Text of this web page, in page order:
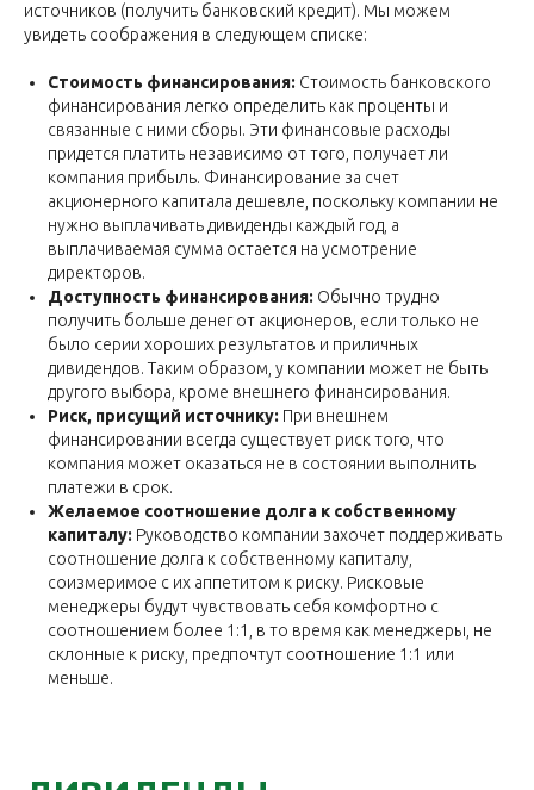
источников (получить банковский кредит). Мы можем
увидеть соображения в следующем списке:
Стоимость финансирования: Стоимость банковского
финансирования легко определить как проценты и
связанные с ними сборы. Эти финансовые расходы
придется платить независимо от того, получает ли
компания прибыль. Финансирование за счет
акционерного капитала дешевле, поскольку компании не
нужно выплачивать дивиденды каждый год, а
выплачиваемая сумма остается на усмотрение
директоров.
Доступность финансирования: Обычно трудно
получить больше денег от акционеров, если только не
было серии хороших результатов и приличных
дивидендов. Таким образом, у компании может не быть
другого выбора, кроме внешнего финансирования.
Риск, присущий источнику: При внешнем
финансировании всегда существует риск того, что
компания может оказаться не в состоянии выполнить
платежи в срок.
Желаемое соотношение долга к собственному
капиталу: Руководство компании захочет поддерживать
соотношение долга к собственному капиталу,
соизмеримое с их аппетитом к риску. Рисковые
менеджеры будут чувствовать себя комфортно с
соотношением более 1:1, в то время как менеджеры, не
склонные к риску, предпочтут соотношение 1:1 или
меньше.